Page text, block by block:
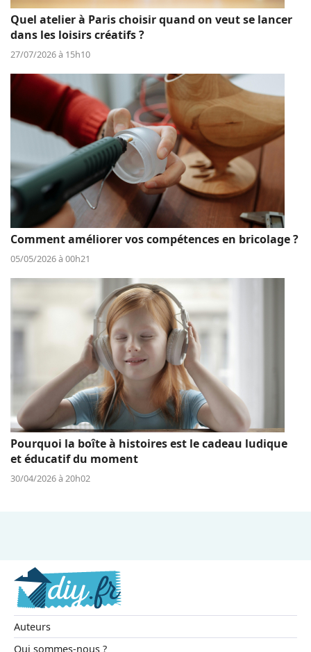
Quel atelier à Paris choisir quand on veut se lancer
dans les loisirs créatifs ?
27/07/2026 à 15h10
Comment améliorer vos compétences en bricolage ?
05/05/2026 à 00h21
Pourquoi la boîte à histoires est le cadeau ludique
et éducatif du moment
30/04/2026 à 20h02
Auteurs
Qui sommes-nous ?